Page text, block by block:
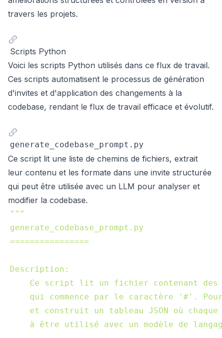
travers les projets.
Scripts Python
Voici les scripts Python utilisés dans ce flux de travail.
Ces scripts automatisent le processus de génération
d'invites et d'application des changements à la
codebase, rendant le flux de travail efficace et évolutif.
generate_codebase_prompt.py
Ce script lit une liste de chemins de fichiers, extrait
leur contenu et les formate dans une invite structurée
qui peut être utilisée avec un LLM pour analyser et
modifier la codebase.